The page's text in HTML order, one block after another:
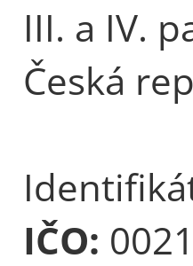
III. a IV.
Česká
IČO: